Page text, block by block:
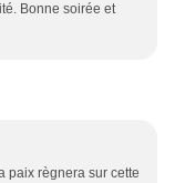
Bonne soirée et
paix règnera sur cette